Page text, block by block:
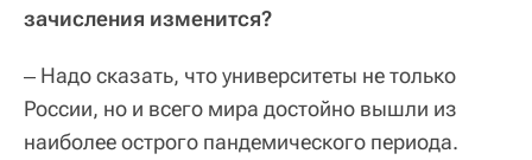
зачисления изменится?
‒ Надо сказать, что университеты не только
России, но и всего мира достойно вышли из
наиболее острого пандемического периода.